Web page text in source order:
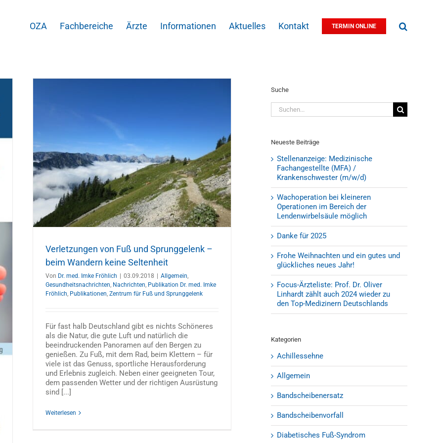
OZA Fachbereiche Ärzte Informationen Aktuelles Kontakt TERMIN ONLINE
–
Verletzungen von Fuß und Sprunggelenk –
beim Wandern keine Seltenheit
Von Dr. med. Imke Fröhlich 03.09.2018 Allgemein,
Gesundheitsnachrichten, Nachrichten, Publikation Dr. med. Imke
Fröhlich, Publikationen, Zentrum für Fuß und Sprunggelenk
Für fast halb Deutschland gibt es nichts Schöneres
als die Natur, die gute Luft und natürlich die
beeindruckenden Panoramen auf den Bergen zu
genießen. Zu Fuß, mit dem Rad, beim Klettern – für
viele ist das Genuss, sportliche Herausforderung
und Erlebnis zugleich. Neben einer geeigneten Tour,
dem passenden Wetter und der richtigen Ausrüstung
sind [...]
Weiterlesen
Suche
Suche
nach:
Neueste Beiträge
Stellenanzeige: Medizinische
Fachangestellte (MFA) /
Krankenschwester (m/w/d)
Wachoperation bei kleineren
Operationen im Bereich der
Lendenwirbelsäule möglich
Danke für 2025
Frohe Weihnachten und ein gutes und
glückliches neues Jahr!
Focus-Ärzteliste: Prof. Dr. Oliver
Linhardt zählt auch 2024 wieder zu
den Top-Medizinern Deutschlands
Kategorien
Achillessehne
Allgemein
Bandscheibenersatz
Bandscheibenvorfall
Diabetisches Fuß-Syndrom